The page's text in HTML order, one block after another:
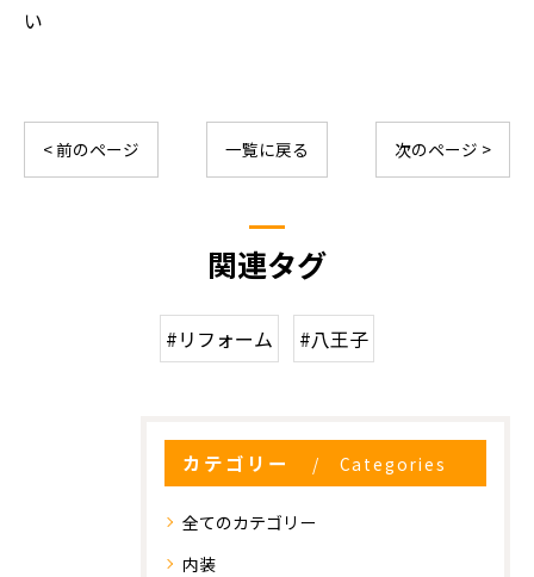
い
< 前のページ 一覧に戻る 次のページ >
関連タグ
#リフォーム #八王子
カテゴリー Categories
全てのカテゴリー
内装